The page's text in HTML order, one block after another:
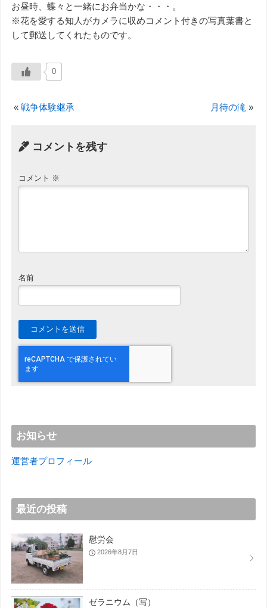
お昼時、蝶々と一緒にお弁当かな・・・。
※花を愛する知人がカメラに収めコメント付きの写真葉書と
して郵送してくれたものです。
0
« 戦争体験継承 月待の滝 »
コメントを残す
コメント ※
名前
お知らせ
運営者プロフィール
最近の投稿
慰労会
2026年8月7日
ゼラニウム（写）